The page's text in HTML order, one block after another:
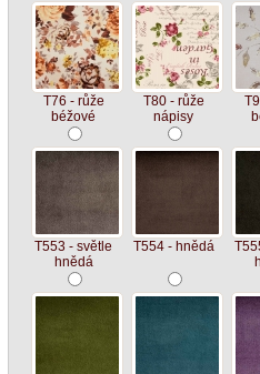
T76 - růže
béžové
T80 - růže
nápisy
T553 - světle
hnědá
T554 - hnědá